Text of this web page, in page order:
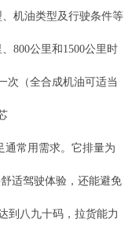
机油类型及行驶条件等
800公里和1500公里时
次（全合成机油可适当
常用需求。它排量为
适驾驶体验，还能避免
到八九十码，拉货能力